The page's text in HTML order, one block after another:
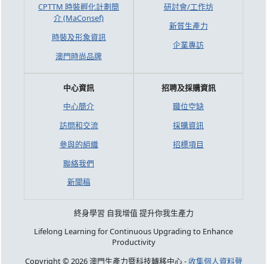
CPTTM 時裝孵化計劃簡
介 (MaConsef)
時裝及形象資訊
澳門時尚品牌
研討會/工作坊
新質生產力
企業專訪
中心資訊
中心簡介
訪問和交流
參與的組織
聯絡我們
新聞稿
招聘及採購資訊
職位空缺
採購資訊
招標項目
終身學習 自我增值 提升你我生產力
Lifelong Learning for Continuous Upgrading to Enhance
Productivity
Copyright © 2026 澳門生產力暨科技轉移中心 - 收集個人資料聲